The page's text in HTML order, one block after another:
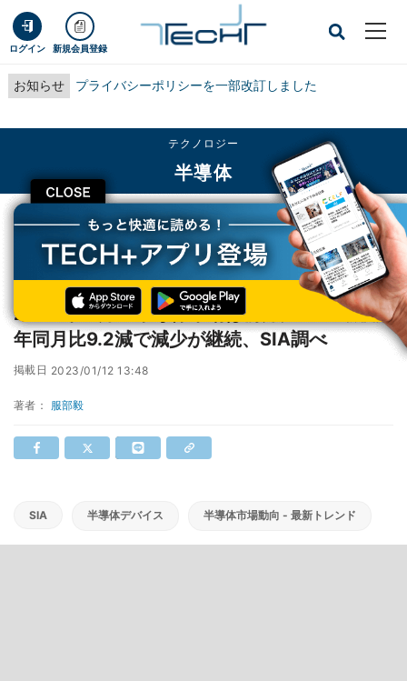
ログイン 新規会員登録
お知らせ プライバシーポリシーを一部改訂しました
CLOSE
テクノロジー
半導体
TECH+ テクノロジー
半導体
2022年11月の半導体市場は前月比2.9％減/前年同月比9.2減で減少が継続、SIA
2022年11月の半導体市場は前月比2.9％減/前
年同月比9.2減で減少が継続、SIA調べ
掲載日 2023/01/12 13:48
著者： 服部毅
SIA 半導体デバイス 半導体市場動向 - 最新トレンド